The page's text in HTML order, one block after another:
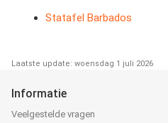
Statafel Barbados
Laatste update: woensdag 1 juli 2026
Informatie
Veelgestelde vragen